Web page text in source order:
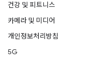
건강 및 피트니스
카메라 및 미디어
개인정보처리방침
5G